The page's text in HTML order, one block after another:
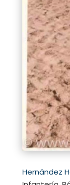
Hernández